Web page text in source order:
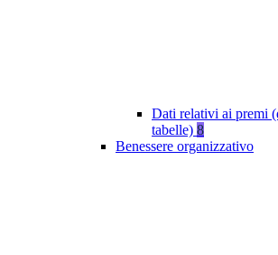
Dati relativi ai premi
tabelle) 8
Benessere organizzativo